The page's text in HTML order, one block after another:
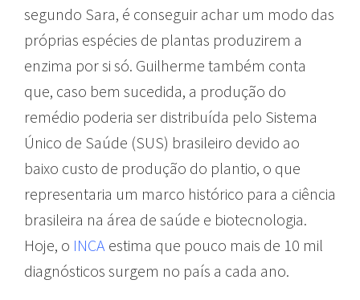
segundo Sara, é conseguir achar um modo das
próprias espécies de plantas produzirem a
enzima por si só. Guilherme também conta
que, caso bem sucedida, a produção do
remédio poderia ser distribuída pelo Sistema
Único de Saúde (SUS) brasileiro devido ao
baixo custo de produção do plantio, o que
representaria um marco histórico para a ciência
brasileira na área de saúde e biotecnologia.
Hoje, o INCA estima que pouco mais de 10 mil
diagnósticos surgem no país a cada ano.